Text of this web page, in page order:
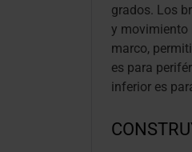
grados. Los
y movimiento
marco,
es para
inferior es